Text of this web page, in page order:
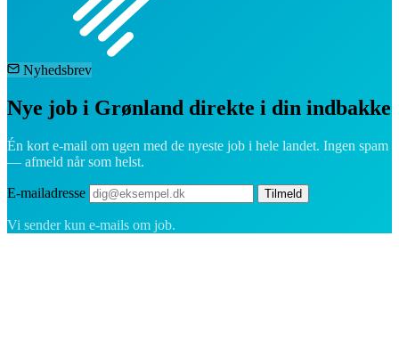
Nyhedsbrev
Nye job i Grønland direkte i din indbakke
Én kort e-mail om ugen med de nyeste job i hele landet. Ingen spam
— afmeld når som helst.
E-mailadresse Tilmeld
Vi sender kun e-mails om job.